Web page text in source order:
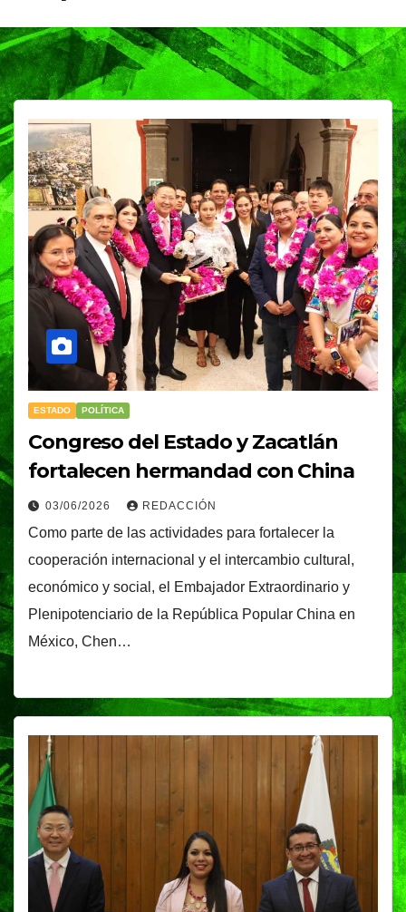
ESTADO POLÍTICA
Congreso del Estado y Zacatlán
fortalecen hermandad con China
03/06/2026 REDACCIÓN
Como parte de las actividades para fortalecer la
cooperación internacional y el intercambio cultural,
económico y social, el Embajador Extraordinario y
Plenipotenciario de la República Popular China en
México, Chen…